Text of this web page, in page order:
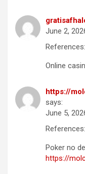
June 2,
References:
Online
https://
says:
June 5,
References:
Poker no
https://